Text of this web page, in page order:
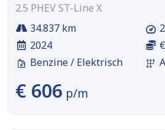
2.5 PHEV ST-Line X
34.837 km
2024
Benzine / Elektrisch
€ 606 p/m